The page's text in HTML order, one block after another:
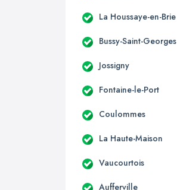
La Houssaye-en-Brie
Bussy-Saint-Georges
Jossigny
Fontaine-le-Port
Coulommes
La Haute-Maison
Vaucourtois
Aufferville